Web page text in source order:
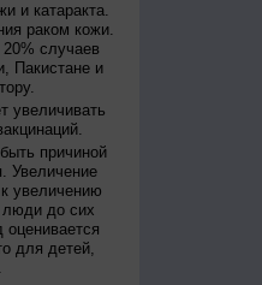
и катаракта.
раком кожи.
случаев
Пакистане и
увеличивать
причиной
Увеличение
увеличению
люди до сих
для детей,